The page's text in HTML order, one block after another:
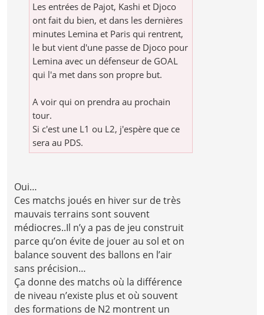
Les entrées de Pajot, Kashi et Djoco
ont fait du bien, et dans les dernières
minutes Lemina et Paris qui rentrent,
le but vient d'une passe de Djoco pour
Lemina avec un défenseur de GOAL
qui l'a met dans son propre but.
A voir qui on prendra au prochain
tour.
Si c'est une L1 ou L2, j'espère que ce
sera au PDS.
Oui…
Ces matchs joués en hiver sur de très
mauvais terrains sont souvent
médiocres..Il n’y a pas de jeu construit
parce qu’on évite de jouer au sol et on
balance souvent des ballons en l’air
sans précision…
Ça donne des matchs où la différence
de niveau n’existe plus et où souvent
des formations de N2 montrent un